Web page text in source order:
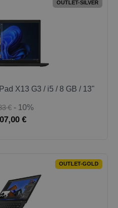
OUTLET-SILVER
X13 G3 / i5 / 8 GB / 13"
€ - 10%
€
OUTLET-GOLD